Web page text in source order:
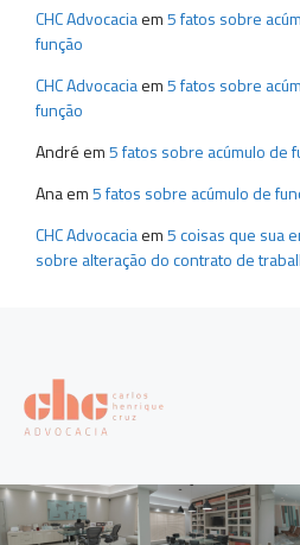
CHC Advocaciaem5 fatos sobre
função
CHC Advocaciaem5 fatos sobre
função
André em5 fatos sobre acúmulo de
Anaem5 fatos sobre acúmulo de
CHC Advocaciaem5 coisas que sua
sobre alteração do contrato de